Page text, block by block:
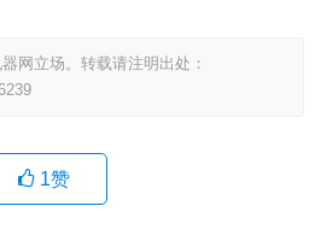
网立场。转载请注明出处：
1赞